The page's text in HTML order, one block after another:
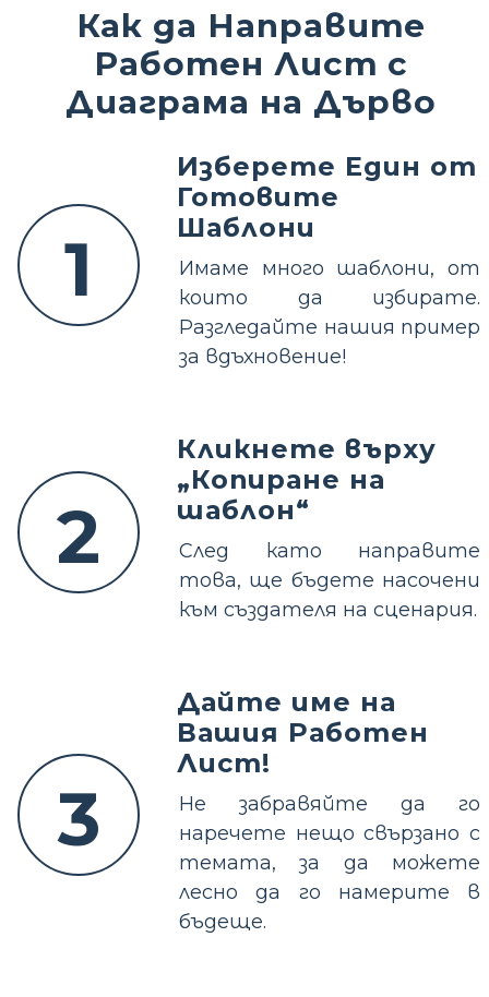
Как да Направите
Работен Лист с
Диаграма на Дърво
1
Изберете Един от
Готовите
Шаблони
Имаме много шаблони, от
които да избирате.
Разгледайте нашия пример
за вдъхновение!
2
Кликнете върху
„Копиране на
шаблон“
След като направите
това, ще бъдете насочени
към създателя на сценария.
3
Дайте име на
Вашия Работен
Лист!
Не забравяйте да го
наречете нещо свързано с
темата, за да можете
лесно да го намерите в
бъдеще.